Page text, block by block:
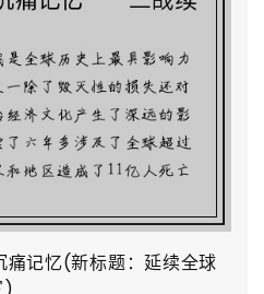
痛记忆(新标题：延续全球